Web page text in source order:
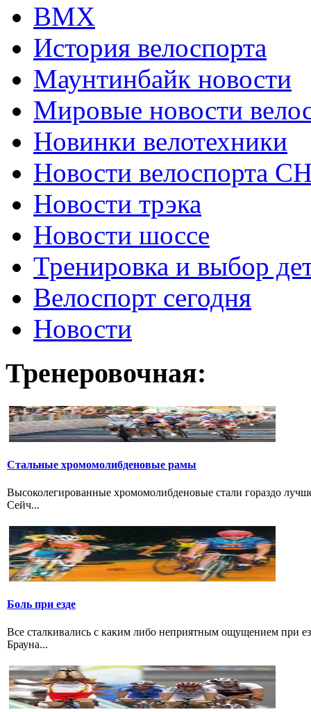
ВМХ
История велоспорта
Маунтинбайк новости
Мировые новости
Новинки велотехники
Новости велоспорта
Новости трэка
Новости шоссе
Тренировка и выбор
Велоспорт сегодня
Новости
Тренеровочная:
Стальные хромомолибденовые рамы
Высоколегированные хромомолибденовые стали гораздо
Сейч...
Боль при езде
Все сталкивались с каким либо неприятным ощущением при
Брауна...